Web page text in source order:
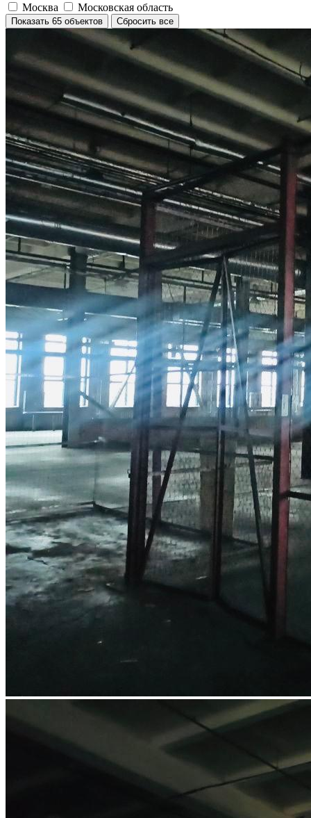
Москва
Московская область
Показать 65 объектов Сбросить все